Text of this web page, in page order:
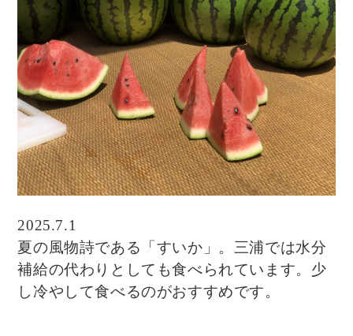
2025.7.1
夏の風物詩である「すいか」。三浦では水分
補給の代わりとしても食べられています。少
し冷やして食べるのがおすすめです。